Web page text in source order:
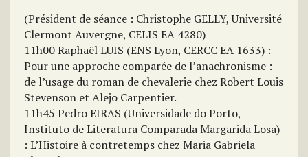
(Président de séance : Christophe GELLY, Université
Clermont Auvergne, CELIS EA 4280)
11h00 Raphaël LUIS (ENS Lyon, CERCC EA 1633) :
Pour une approche comparée de l’anachronisme :
de l’usage du roman de chevalerie chez Robert Louis
Stevenson et Alejo Carpentier.
11h45 Pedro EIRAS (Universidade do Porto,
Instituto de Literatura Comparada Margarida Losa)
: L’Histoire à contretemps chez Maria Gabriela